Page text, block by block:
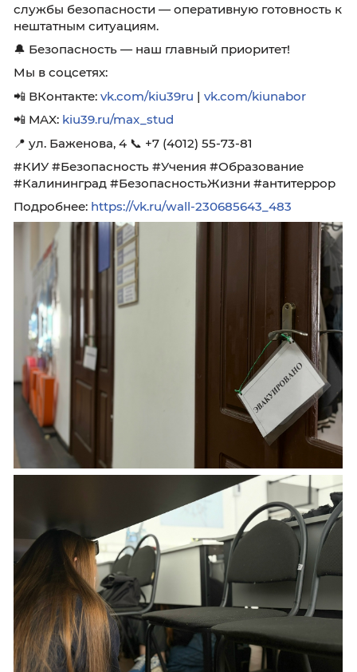
💪 Успешная реализация алгоритма
бы невозможна без слаженных и
профессиональных действий всех
учений. Студенты проявили дисциплину и
внимательность, преподаватели — высокий
профессионализм, а технический персонал
службы безопасности — оперативную
🔔 Безопасность — наш главный приоритет!
Мы в соцсетях:
📲 ВКонтакте:vk.com/kiu39ru
vk.com/
📲 MAX:
kiu39.ru/max_stud
📍 ул. Баженова, 4 📞 +7 (4012) 55-73-81
#КИУ #Безопасность #Учения
#Калининград #БезопасностьЖизни
Подробнее: https://vk.ru/wall-230685643_483